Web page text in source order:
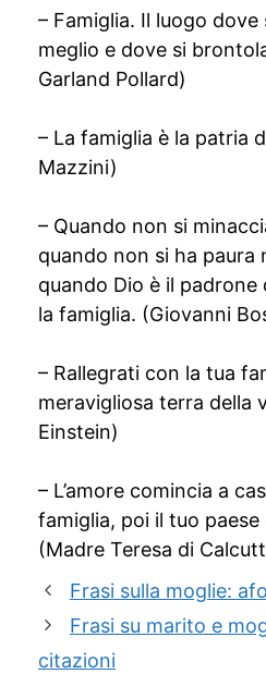
– Famiglia. Il luogo
meglio e dove si
Garland Pollard)
– La famiglia è la patria
Mazzini)
– Quando non si
quando non si ha paura
quando Dio è il padrone
la famiglia. (Giovanni
– Rallegrati con la tua
meravigliosa terra della
Einstein)
– L’amore comincia a
famiglia, poi il tuo
(Madre Teresa di
Frasi sulla moglie:
Frasi su marito e
citazioni